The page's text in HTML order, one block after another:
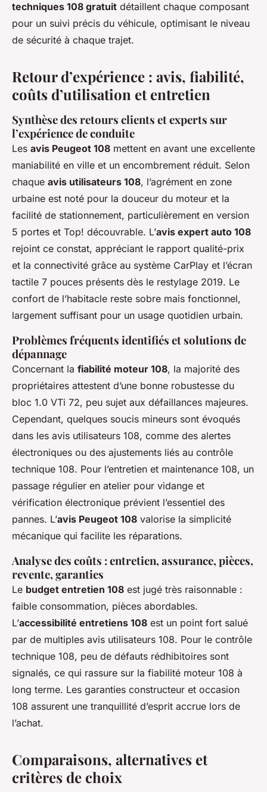
techniques 108 gratuit détaillent chaque composant
pour un suivi précis du véhicule, optimisant le niveau
de sécurité à chaque trajet.
Retour d’expérience : avis, fiabilité,
coûts d’utilisation et entretien
Synthèse des retours clients et experts sur
l’expérience de conduite
Les avis Peugeot 108 mettent en avant une excellente
maniabilité en ville et un encombrement réduit. Selon
chaque avis utilisateurs 108, l’agrément en zone
urbaine est noté pour la douceur du moteur et la
facilité de stationnement, particulièrement en version
5 portes et Top! découvrable. L’avis expert auto 108
rejoint ce constat, appréciant le rapport qualité-prix
et la connectivité grâce au système CarPlay et l’écran
tactile 7 pouces présents dès le restylage 2019. Le
confort de l’habitacle reste sobre mais fonctionnel,
largement suffisant pour un usage quotidien urbain.
Problèmes fréquents identifiés et solutions de
dépannage
Concernant la fiabilité moteur 108, la majorité des
propriétaires attestent d’une bonne robustesse du
bloc 1.0 VTi 72, peu sujet aux défaillances majeures.
Cependant, quelques soucis mineurs sont évoqués
dans les avis utilisateurs 108, comme des alertes
électroniques ou des ajustements liés au contrôle
technique 108. Pour l’entretien et maintenance 108, un
passage régulier en atelier pour vidange et
vérification électronique prévient l’essentiel des
pannes. L’avis Peugeot 108 valorise la simplicité
mécanique qui facilite les réparations.
Analyse des coûts : entretien, assurance, pièces,
revente, garanties
Le budget entretien 108 est jugé très raisonnable :
faible consommation, pièces abordables.
L’accessibilité entretiens 108 est un point fort salué
par de multiples avis utilisateurs 108. Pour le contrôle
technique 108, peu de défauts rédhibitoires sont
signalés, ce qui rassure sur la fiabilité moteur 108 à
long terme. Les garanties constructeur et occasion
108 assurent une tranquillité d’esprit accrue lors de
l’achat.
Comparaisons, alternatives et
critères de choix